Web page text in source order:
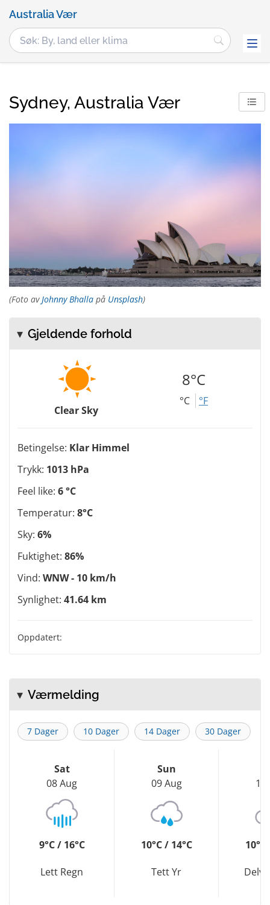
Australia Vær
Sydney, Australia Vær
(Foto avJohnny Bhalla på Unsplash)
Gjeldende forhold
Clear Sky
8°C
°C °F
Betingelse: Klar Himmel
Trykk: 1013 hPa
Feel like: 6 °C
Temperatur: 8°C
Sky: 6%
Fuktighet: 86%
Vind: WNW - 10 km/h
Synlighet: 41.64 km
Oppdatert:
Værmelding
7 Dager 10 Dager 14 Dager 30 Dager
Sat
08 Aug
9°C / 16°C
Lett Regn
Sun
09 Aug
10°C / 14°C
Tett Yr
10
10°C